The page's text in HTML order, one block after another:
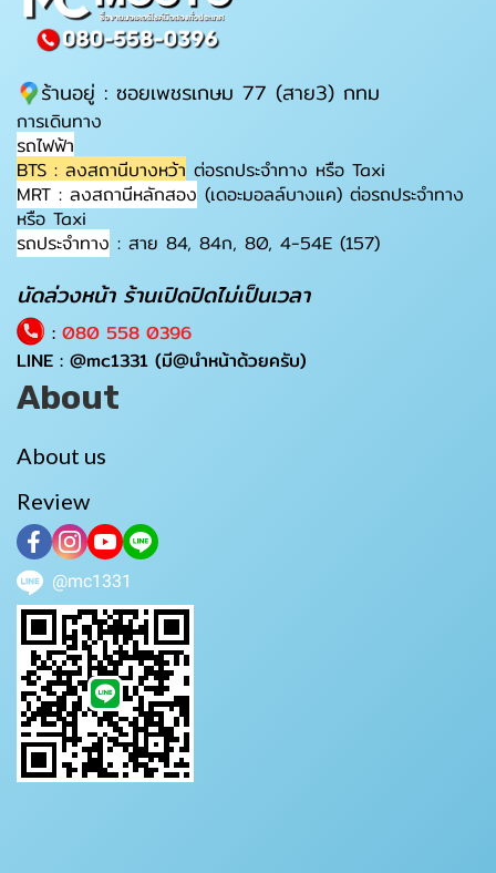
ร้านอยู่ : ซอยเพชรเกษม 77 (สาย3) กทม
การเดินทาง
รถไฟฟ้า
BTS : ลงสถานีบางหว้า ต่อรถประจำทาง หรือ Taxi
MRT : ลงสถานีหลักสอง (เดอะมอลล์บางแค) ต่อรถประจำทาง
หรือ Taxi
รถประจำทาง : สาย 84, 84ก, 80, 4-54E (157)
นัดล่วงหน้า ร้านเปิดปิดไม่เป็นเวลา
: 080 558 0396
LINE : @mc1331 (มี@นำหน้าด้วยครับ)
About
About us
Review
@mc1331